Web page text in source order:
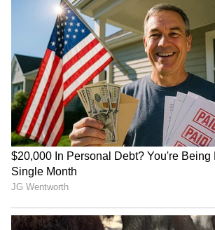
అప్పుడు పిల్లల గురించి మాట్లాడుతూ
దయవల్ల నీకు కూడా ఒక పాప బాబు
బాగుంటుంది అనడంతో వేద, యష్
అవుతారు. అప్పుడు వేద కన్నీళ్లు
వేద మూడు మార్చడానికి యష్ కావాలనే
ఇప్పుడు వేద లోపలికి వెళ్లి ప్రేమగా కాఫీ